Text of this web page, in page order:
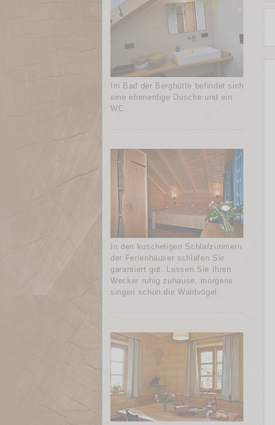
Im Bad der Berghütte befindet sich
eine ebenerdige Dusche und ein
WC.
In den kuscheligen Schlafzimmern
der Ferienhäuser schlafen Sie
garantiert gut. Lassen Sie Ihren
Wecker ruhig zuhause, morgens
singen schon die Waldvögel.